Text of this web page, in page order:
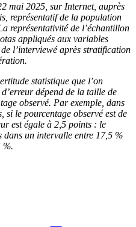
mai 2025, sur Internet, auprès
représentatif de la population
représentativité de l’échantillon
appliqués aux variables
l’interviewé après stratification
statistique que l’on
dépend de la taille de
observé. Par exemple, dans
si le pourcentage observé est de
est égale à 2,5 points : le
dans un intervalle entre 17,5 %
%.